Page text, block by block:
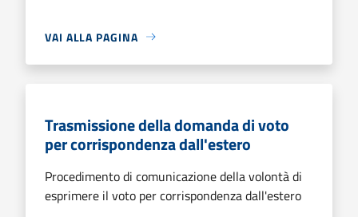
VAI ALLA PAGINA
Trasmissione della domanda di voto
per corrispondenza dall'estero
Procedimento di comunicazione della volontà di
esprimere il voto per corrispondenza dall'estero